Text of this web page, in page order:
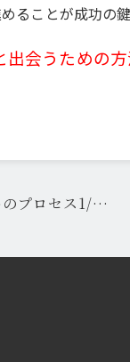
ることが成功の鍵
出会うための方
のプロセス1/…